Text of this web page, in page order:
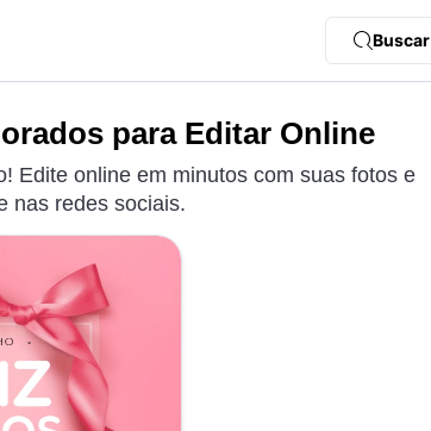
Buscar
para Editar Online
Edite online em minutos com suas fotos e
nas redes sociais.